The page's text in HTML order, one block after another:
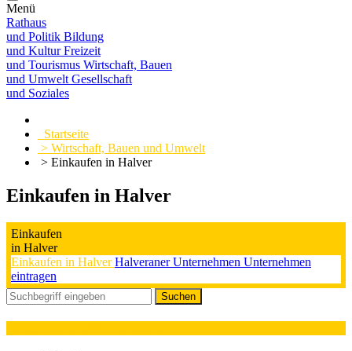
Menü
Rathaus
und Politik Bildung
und KulturFreizeit
und Tourismus Wirtschaft, Bauen
und Umwelt Gesellschaft
und Soziales
Startseite
> Wirtschaft, Bauen und Umwelt
> Einkaufen in Halver
Einkaufen in Halver
Einkaufen
in Halver
Einkaufen in HalverHalveraner Unternehmen Unternehmen
eintragen